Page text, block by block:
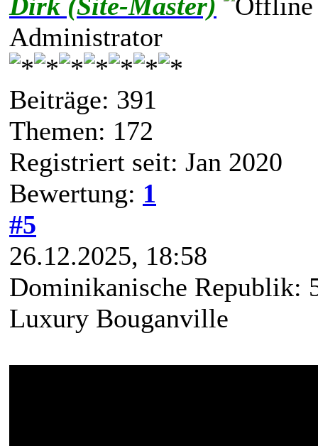
Administrator
Beiträge: 391
Themen: 172
Registriert seit: Jan 2020
Bewertung: 1
#5
26.12.2025, 18:58
Dominikanische Republik:
Luxury Bouganville